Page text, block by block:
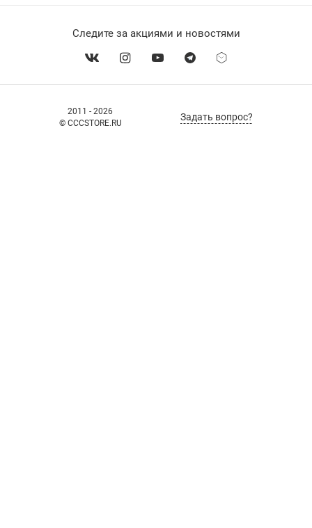
2011 - 2026
© CCCSTORE.RU
Задать вопрос?
Следите за акциями и новостями